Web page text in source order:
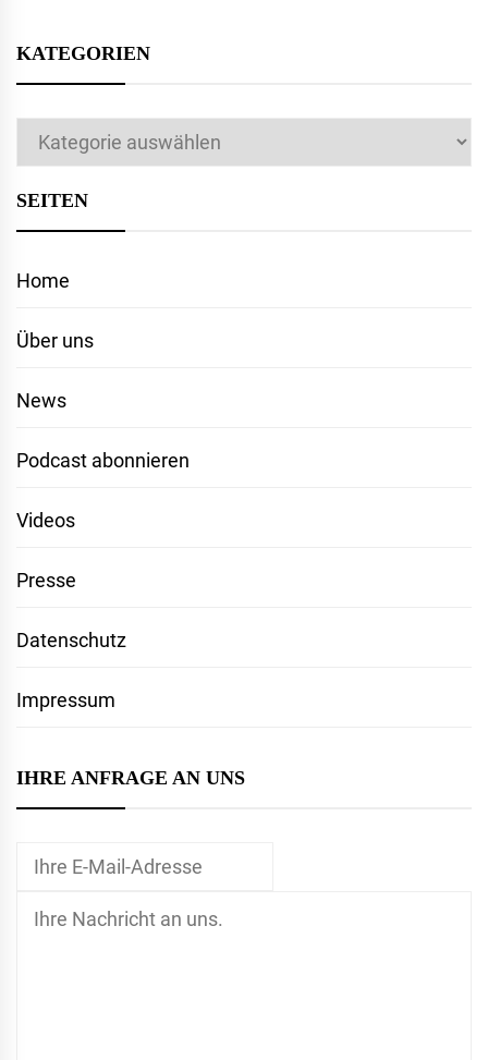
KATEGORIEN
Kategorien
SEITEN
Home
Über uns
News
Podcast abonnieren
Videos
Presse
Datenschutz
Impressum
IHRE ANFRAGE AN UNS